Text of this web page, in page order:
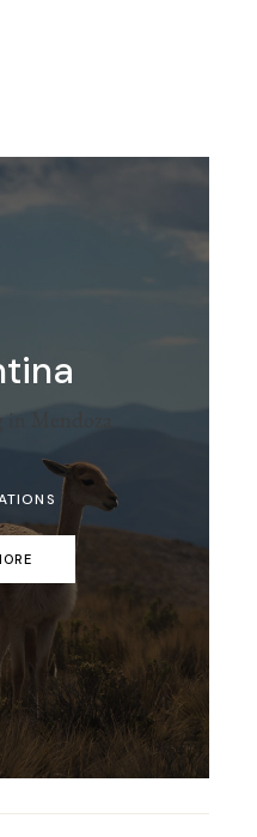
Mendoza